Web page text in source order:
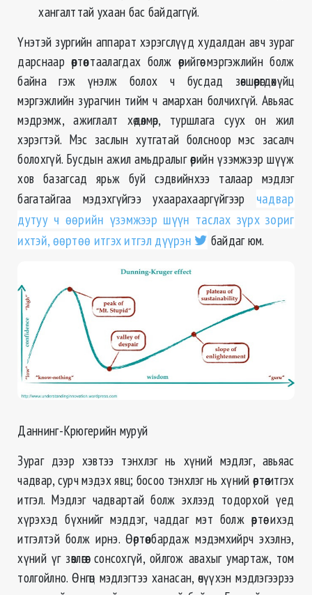
хангалттай ухаан бас байдаггүй.
Үнэтэй зургийн аппарат хэрэгслүүд худалдан авч зураг
дарснаар өөртөө таалагдах болж өөрийгөө мэргэжлийн болж
байна гэж үнэлж болох ч бусдад зөвшөөрөгдөхүйц
мэргэжлийн зурагчин тийм ч амархан болчихгүй. Авьяас
мэдрэмж, ажиглалт хөдөлмөр, туршлага суух он жил
хэрэгтэй. Мэс заслын хутгатай болсноор мэс засалч
болохгүй. Бусдын ажил амьдралыг өөрийн үзэмжээр шүүж
хов базагсад ярьж буй сэдвийнхээ талаар мэдлэг
багатайгаа мэдэхгүйгээ ухаарахааргүйгээр чадвар
дутуу ч өөрийн үзэмжээр шүүн таслах зүрх зориг
ихтэй, өөртөө итгэх итгэл дүүрэн
байдаг юм.
Даннинг-Крюгерийн муруй
Зураг дээр хэвтээ тэнхлэг нь хүний мэдлэг, авьяас
чадвар, сурч мэдэх явц; босоо тэнхлэг нь хүний өөртөө итгэх
итгэл. Мэдлэг чадвартай болж эхлээд тодорхой үед
хүрэхэд бүхнийг мэддэг, чаддаг мэт болж өөртөө ихэд
итгэлтэй болж ирнэ. Өөртөө бардаж мэдэмхийрч эхэлнэ,
хүний үг зөвлөгөөг сонсохгүй, ойлгож авахыг умартаж, том
толгойлно. Өнгөц мэдлэгтээ ханасан, өчүүхэн мэдлэгээрээ